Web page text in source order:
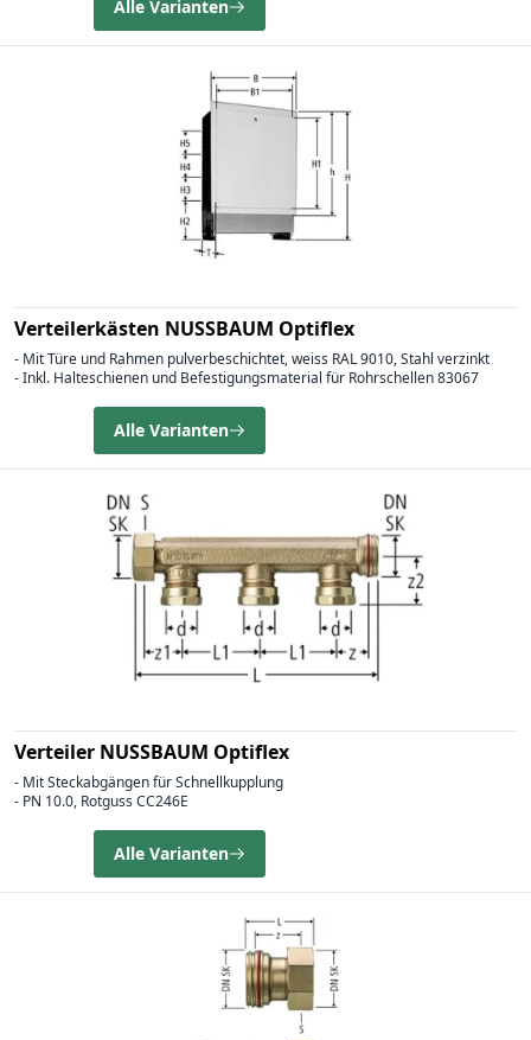
Alle Varianten
Verteilerkästen NUSSBAUM Optiflex
- Mit Türe und Rahmen pulverbeschichtet, weiss RAL 9010, Stahl verzinkt
- Inkl. Halteschienen und Befestigungsmaterial für Rohrschellen 83067
Alle Varianten
Verteiler NUSSBAUM Optiflex
- Mit Steckabgängen für Schnellkupplung
- PN 10.0, Rotguss CC246E
Alle Varianten